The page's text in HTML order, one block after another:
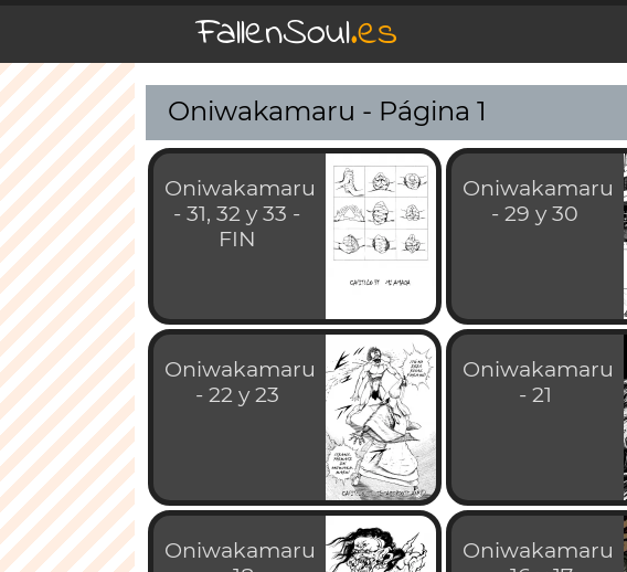
FallenSoul.es
Oniwakamaru - Página 1
Oniwakamaru
- 31, 32 y 33 -
FIN
Oniwakamaru
- 29 y 30
Oniwakamaru
- 22 y 23
Oniwakamaru
- 21
Oniwakamaru
Oniwakamaru